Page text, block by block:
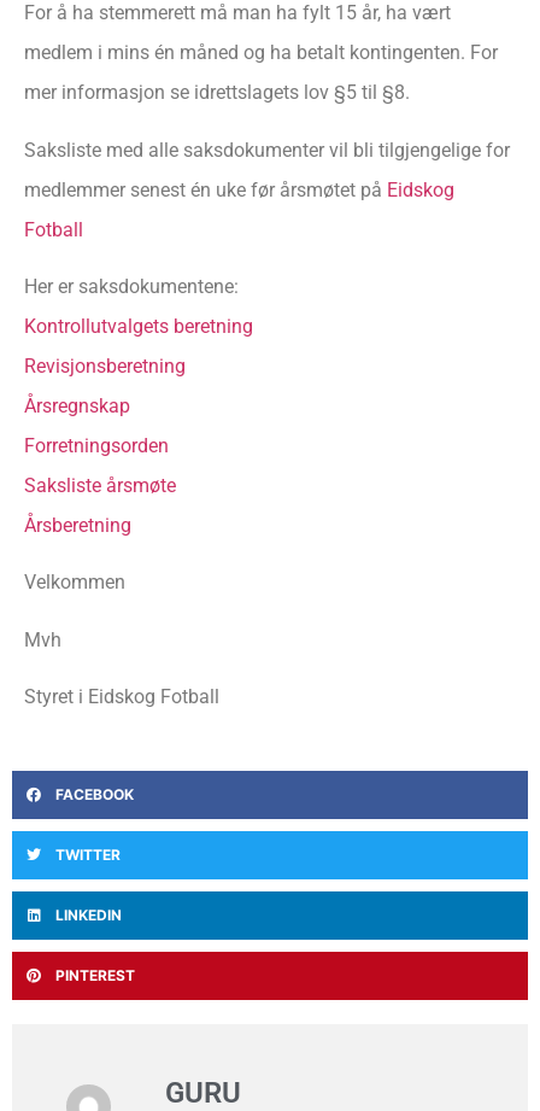
For å ha stemmerett må man ha fylt 15 år, ha vært
medlem i mins én måned og ha betalt kontingenten. For
mer informasjon se idrettslagets lov §5 til §8.
Saksliste med alle saksdokumenter vil bli tilgjengelige for
medlemmer senest én uke før årsmøtet på Eidskog
Fotball
Her er saksdokumentene:
Kontrollutvalgets beretning
Revisjonsberetning
Årsregnskap
Forretningsorden
Saksliste årsmøte
Årsberetning
Velkommen
Mvh
Styret i Eidskog Fotball
FACEBOOK
TWITTER
LINKEDIN
PINTEREST
GURU